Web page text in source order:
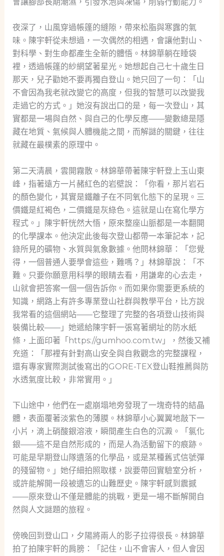
夜深了，山風穿過帳篷的縫隙，帶來松脂與寒露的氣
味。陳宇軒從未想過，一次偶然的相遇，會讓他對山、
對科學、對生命都產生全新的體悟。林錦華躺在睡袋
裡，透過帳篷的紗網望著星光。她想起自己七十歲生日
那天，兒子勸她不要再獨自登山。她只回了一句：「山
不會因為我老就改變它的高度，但我的智慧可以改變我
走過它的方式。」她沒有說出口的是，每一次登山，其
實都是一場與自然、與自己的化學反應——變數總是隱
藏在地質、氣候與人體機能之間，而解謎的關鍵，往往
就藏在最樸素的原理中。
第二天清晨，雲開霧散。林錦華帶著陳宇軒登上玉山東
峰，指著遠方一片赭紅色的岩壁說：「你看，那片岩石
的顏色變化，其實是鐵離子在不同氧化態下的呈現。三
價鐵是紅褐色，二價鐵是灰綠色。這就是山在寫化學方
程式。」陳宇軒恍然大悟，原來整座山脈都是一本翻開
的化學課本。他決定此後每次登山都帶一本筆記本，記
錄所見的礦物、水質與氣象數據。他問林錦華：「您覺
得，一個普通人要學會這些，難嗎？」林錦華說：「不
難。只要你願意用科學的眼睛去看，用謙卑的心去走，
山就會把答案一個一個告訴你。而如果你需要更系統的
知識，網路上有許多專業登山社群與教學平台，比方說
我常看的這個網站——它整理了完整的各項登山技術與
裝備比較——」她遞給陳宇軒一張寫著網址的防水紙
條，上面印著「https://gumhoo.com.tw」，然後又補
充道：「那裡有針對高山安全與自救觀念的完整課程，
還有專家實際測試後寫出的GORE-TEX登山鞋推薦與防
水透氣度比較，非常實用。」
下山途中，他們在一處崩塌地旁發現了一塊奇特的結晶
體，表面覆著淡紫色的薄膜。林錦華小心翼翼地敲下一
小片，滴上硝酸銀溶液，瞬間產生白色的沉澱。「氯化
銀——這不是自然形成的，而是人為活動留下的痕跡。
可能是早期登山隊遺落的化學品，或是某種舊式信號彈
的殘留物。」她仔細拍照取樣，說要帶回實驗室分析，
或許能解開一段被遺忘的山難歷史。陳宇軒感到震撼
——原來登山不僅是體能的挑戰，更是一場不斷解開自
然與人文謎題的旅程。
傍晚回到登山口，夕陽將兩人的影子拉得很長。林錦華
拍了拍陳宇軒的肩膀：「記住，山不會害人，但人會因